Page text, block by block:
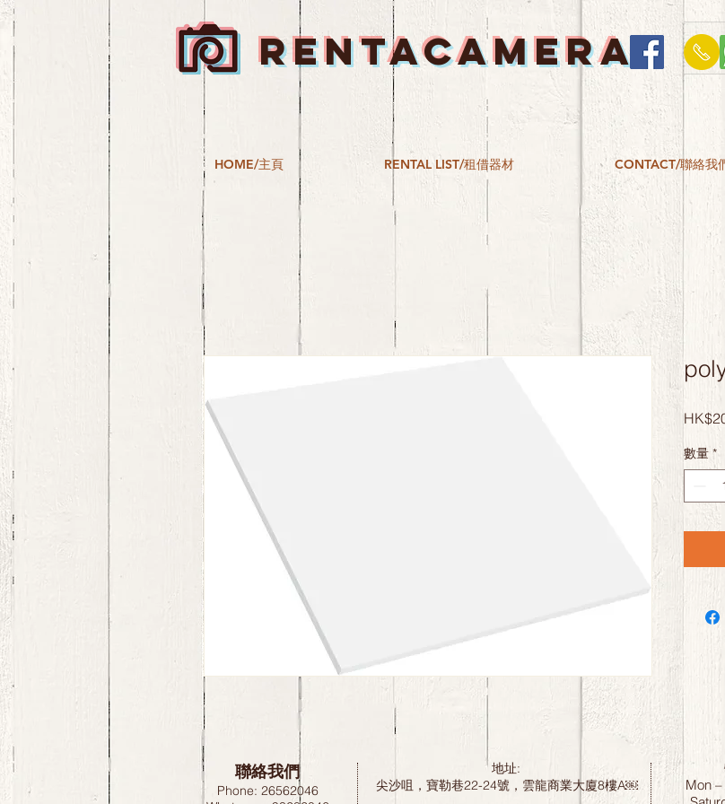
RENTACAMERA
HOME/主頁 RENTAL LIST/租借器材 CONTACT/聯絡我
數量 *
聯絡我們
Phone: 26562046
地址:
尖沙咀，寶勒巷22-24號，雲龍商業大廈8樓A￼
Mon